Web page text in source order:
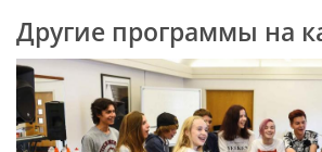
Другие программы на